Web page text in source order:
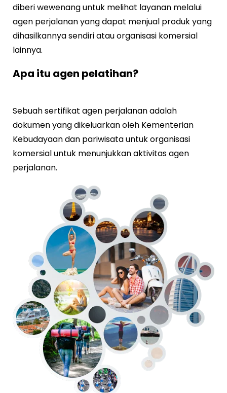
diberi wewenang untuk melihat layanan melalui
agen perjalanan yang dapat menjual produk yang
dihasilkannya sendiri atau organisasi komersial
lainnya.
Apa itu agen pelatihan?
Sebuah sertifikat agen perjalanan adalah
dokumen yang dikeluarkan oleh Kementerian
Kebudayaan dan pariwisata untuk organisasi
komersial untuk menunjukkan aktivitas agen
perjalanan.